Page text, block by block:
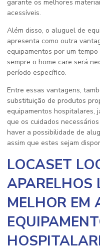
garante os melhores
acessíveis.
Além disso, o aluguel de
apresenta como outra
equipamentos por um
sempre o home care será
período específico.
Entre essas vantagens,
substituição de produtos
equipamentos hospitalares,
que os cuidados
haver a possibilidade de
assim que estes sejam
LOCASET
APARELHOS
MELHOR EM